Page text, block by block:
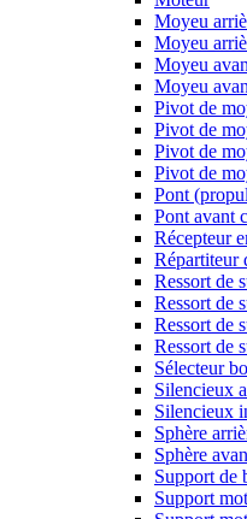
Moyeu
Moyeu
Moyeu
Moyeu
Pivot de
Pivot de
Pivot de
Pivot de
Pont
Pont avant
Récepteur
Répartiteur
Ressort de
Ressort de
Ressort de
Ressort de
Sélecteur
Silencieux
Silencieux
Sphère
Sphère
Support de
Support